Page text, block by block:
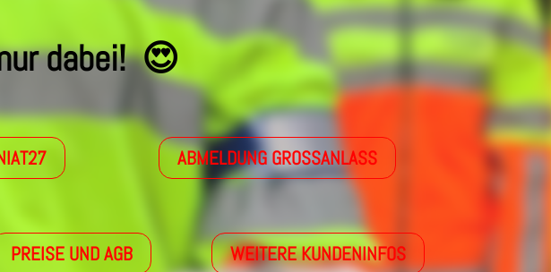
dabei! 😍
ABMELDUNG GROSSANLASS
PREISE UND AGB WEITERE KUNDENINFOS